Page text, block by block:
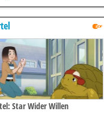
Star Wider Willen